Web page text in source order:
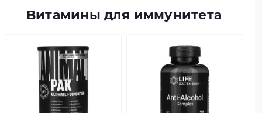
Витамины для иммунитета